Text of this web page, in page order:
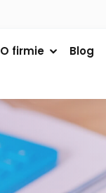
O firmie Blog